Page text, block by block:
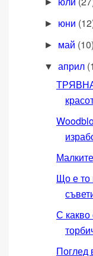
►
► юни
► май (10)
▼април
ТРЯВНА
Що е то
С
Поглед